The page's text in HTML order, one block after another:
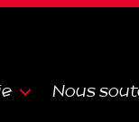
Nous